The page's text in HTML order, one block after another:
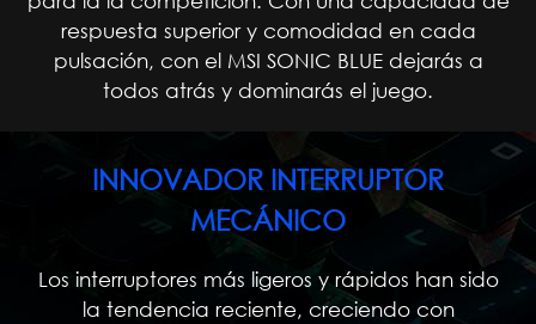
respuesta superior y comodidad en cada
pulsación, con el MSI SONIC BLUE dejarás a
todos atrás y dominarás el juego.
INNOVADOR INTERRUPTOR
MECÁNICO
Los interruptores más ligeros y rápidos han sido
la tendencia reciente, creciendo con